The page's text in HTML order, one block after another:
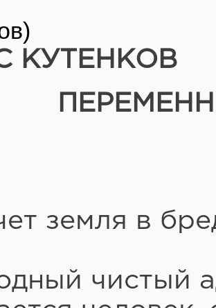
КУТЕНКОВ
земля в
чистый